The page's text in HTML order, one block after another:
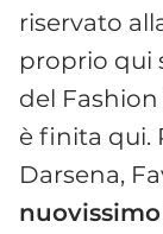
riservato
proprio qui
del
è finita qui.
Darsena,